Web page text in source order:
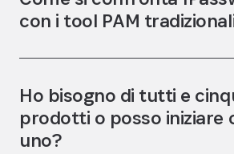
con i tool PAM
Ho bisogno di tutti e
prodotti o posso iniziare
uno?